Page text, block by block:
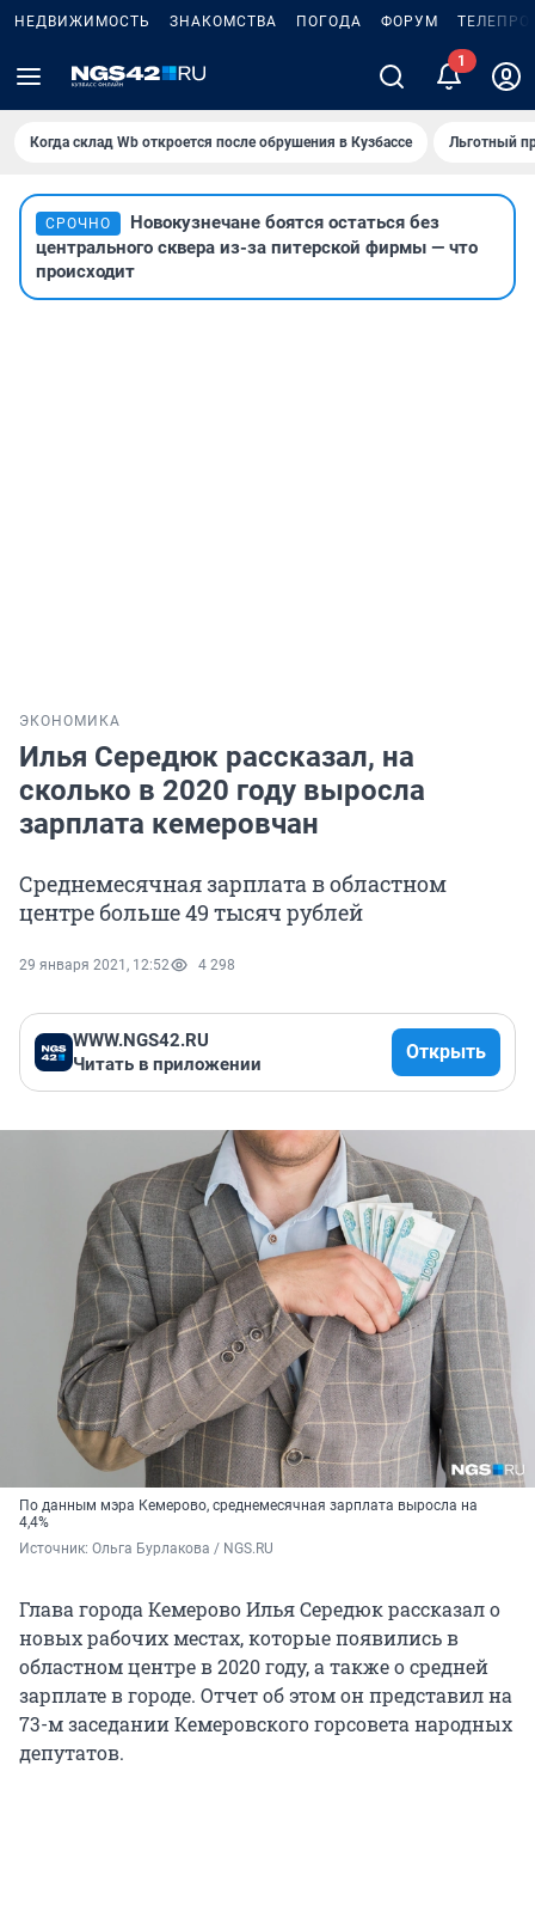
НЕДВИЖИМОСТЬ ЗНАКОМСТВА ПОГОДА ФОРУМ
Когда склад Wb откроется после обрушения в Кузбассе Льготный
СРОЧНО
Новокузнечане боятся остаться без
центрального сквера из-за питерской фирмы — что
происходит
ЭКОНОМИКА
Илья Середюк рассказал, на
сколько в 2020 году выросла
зарплата кемеровчан
Среднемесячная зарплата в областном
центре больше 49 тысяч рублей
29 января 2021, 12:52 4 298
WWW.NGS42.RU
Читать в приложении
Открыть
По данным мэра Кемерово, среднемесячная зарплата выросла на
4,4%
Источник: Ольга Бурлакова / NGS.RU
Глава города Кемерово Илья Середюк рассказал о
новых рабочих местах, которые появились в
областном центре в 2020 году, а также о средней
зарплате в городе. Отчет об этом он представил на
73-м заседании Кемеровского горсовета народных
депутатов.